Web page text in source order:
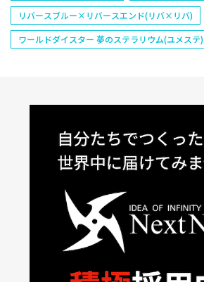
リバースブルー×リバースエンド(リバ×リバ)
ワールドダイスター 夢のステラリウム(ユメステ)